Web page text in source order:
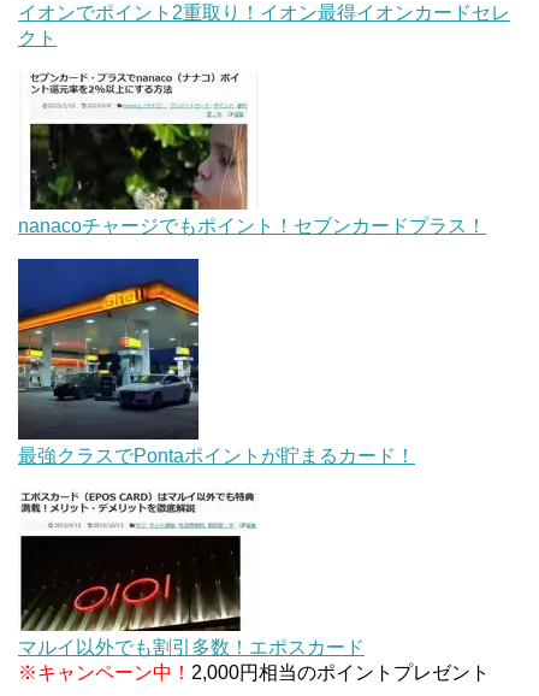
イオンでポイント2重取り！イオン最得イオンカードセレ
クト
nanacoチャージでもポイント！セブンカードプラス！
最強クラスでPontaポイントが貯まるカード！
マルイ以外でも割引多数！エポスカード
※キャンペーン中！ 2,000円相当のポイントプレゼント